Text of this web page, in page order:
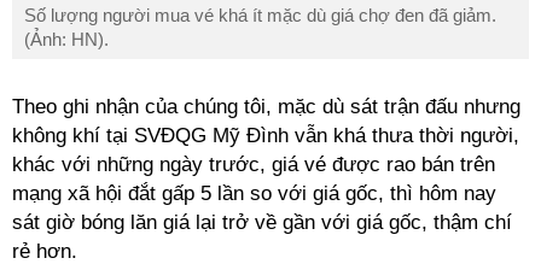
Số lượng người mua vé khá ít mặc dù giá chợ đen đã giảm.
(Ảnh: HN).
Theo ghi nhận của chúng tôi, mặc dù sát trận đấu nhưng
không khí tại SVĐQG Mỹ Đình vẫn khá thưa thời người,
khác với những ngày trước, giá vé được rao bán trên
mạng xã hội đắt gấp 5 lần so với giá gốc, thì hôm nay
sát giờ bóng lăn giá lại trở về gần với giá gốc, thậm chí
rẻ hơn.